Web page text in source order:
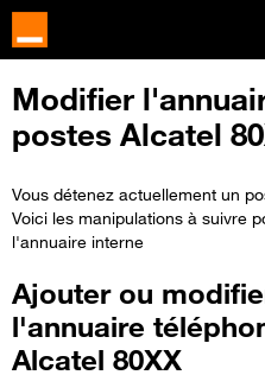
Modifier
postes Alcatel
Vous détenez actuellement un
Voici les manipulations à suivre
l'annuaire interne
Ajouter ou
l'annuaire
Alcatel 80XX